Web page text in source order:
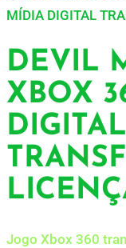
MÍDIA DIGITAL
DEVIL
XBOX
DIGITAL
Jogo Xbox 360